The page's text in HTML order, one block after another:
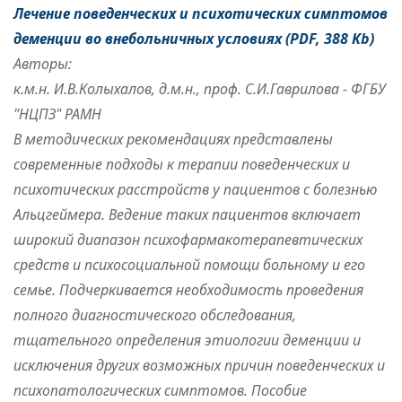
Лечение поведенческих и психотических симптомов
деменции во внебольничных условиях (PDF, 388 Kb)
Авторы:
к.м.н. И.В.Колыхалов, д.м.н., проф. С.И.Гаврилова - ФГБУ
"НЦПЗ" РАМН
В методических рекомендациях представлены
современные подходы к терапии поведенческих и
психотических расстройств у пациентов с болезнью
Альцгеймера. Ведение таких пациентов включает
широкий диапазон психофармакотерапевтических
средств и психосоциальной помощи больному и его
семье. Подчеркивается необходимость проведения
полного диагностического обследования,
тщательного определения этиологии деменции и
исключения других возможных причин поведенческих и
психопатологических симптомов. Пособие